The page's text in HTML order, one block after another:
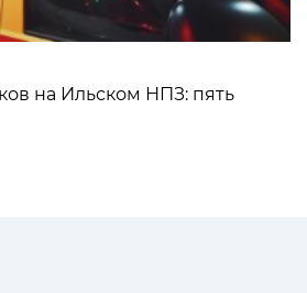
на Ильском НПЗ: пять